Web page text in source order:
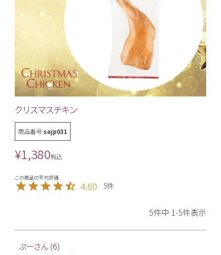
クリスマスチキン
商品番号 sajp031
¥1,380税込
4.60 5
5件中 1-5件表示
ぷー 6